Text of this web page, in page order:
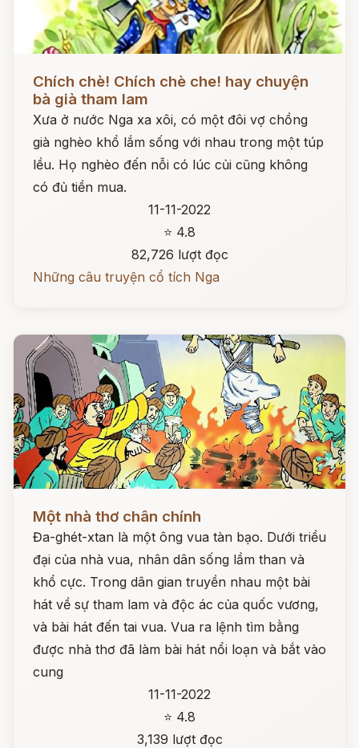
Chích chè! Chích chè che! hay chuyện
bà già tham lam
Xưa ở nước Nga xa xôi, có một đôi vợ chồng
già nghèo khổ lắm sống với nhau trong một túp
lều. Họ nghèo đến nỗi có lúc củi cũng không
có đủ tiền mua.
11-11-2022
⭐ 4.8
82,726 lượt đọc
Những câu truyện cổ tích Nga
Một nhà thơ chân chính
Đa-ghét-xtan là một ông vua tàn bạo. Dưới triều
đại của nhà vua, nhân dân sống lầm than và
khổ cực. Trong dân gian truyền nhau một bài
hát về sự tham lam và độc ác của quốc vương,
và bài hát đến tai vua. Vua ra lệnh tìm bằng
được nhà thơ đã làm bài hát nổi loạn và bắt vào
cung
11-11-2022
⭐ 4.8
3,139 lượt đọc